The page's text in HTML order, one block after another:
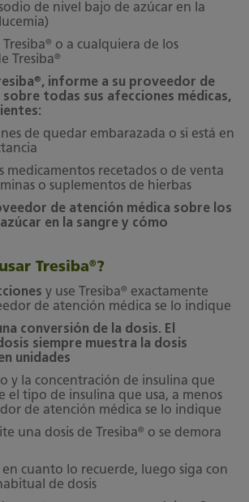
de nivel bajo de azúcar en la
®
o a cualquiera de los
Tresiba®
® , informe a su proveedor de
todas sus afecciones médicas,
de quedar embarazada o si está en
medicamentos recetados o de venta
o suplementos de hierbas
de atención médica sobre los
en la sangre y cómo
Tresiba®?
y use Tresiba®
exactamente
de atención médica se lo indique
conversión de la dosis. El
siempre muestra la dosis
unidades
y la concentración de insulina que
el tipo de insulina que usa, a menos
de atención médica se lo indique
una dosis de Tresiba®
o se demora
en cuanto lo recuerde, luego siga con
de dosis